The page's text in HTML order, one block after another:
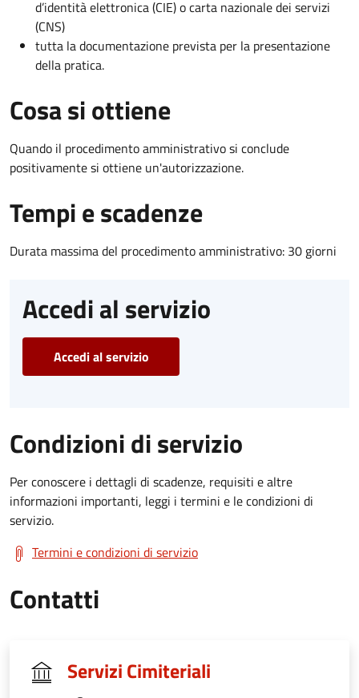
d’identità elettronica (CIE) o carta nazionale dei servizi
(CNS)
tutta la documentazione prevista per la presentazione
della pratica.
Cosa si ottiene
Quando il procedimento amministrativo si conclude
positivamente si ottiene un'autorizzazione.
Tempi e scadenze
Durata massima del procedimento amministrativo: 30 giorni
Accedi al servizio
Accedi al servizio
Condizioni di servizio
Per conoscere i dettagli di scadenze, requisiti e altre
informazioni importanti, leggi i termini e le condizioni di
servizio.
Termini e condizioni di servizio
Contatti
Servizi Cimiteriali